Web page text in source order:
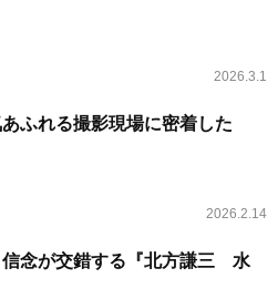
2026.3.1
ふれる撮影現場に密着した
2026.2.14
信念が交錯する『北方謙三 水